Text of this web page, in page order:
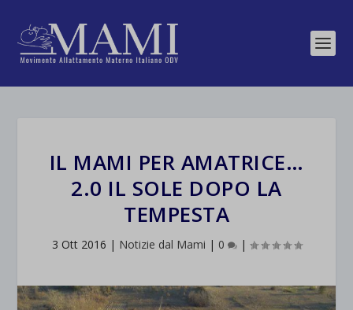
IL MAMI PER AMATRICE…
2.0 IL SOLE DOPO LA
TEMPESTA
3 Ott 2016 | Notizie dal Mami | 0 |